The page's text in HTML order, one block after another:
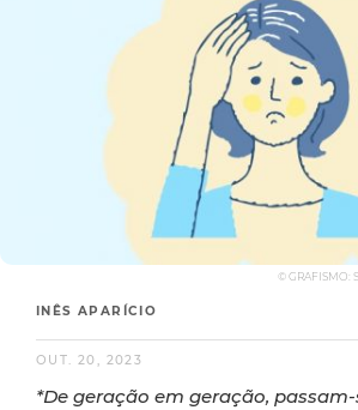
© GRAFISMO:
INÊS APARÍCIO
OUT. 20, 2023
*De geração em geração,